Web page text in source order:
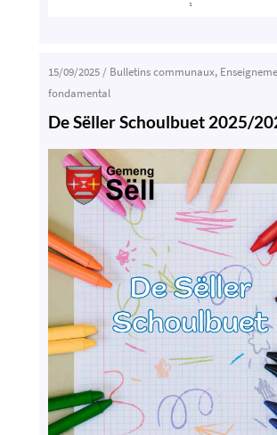
15/09/2025/ Bulletins communaux,
fondamental
De Sëller Schoulbuet 2025/